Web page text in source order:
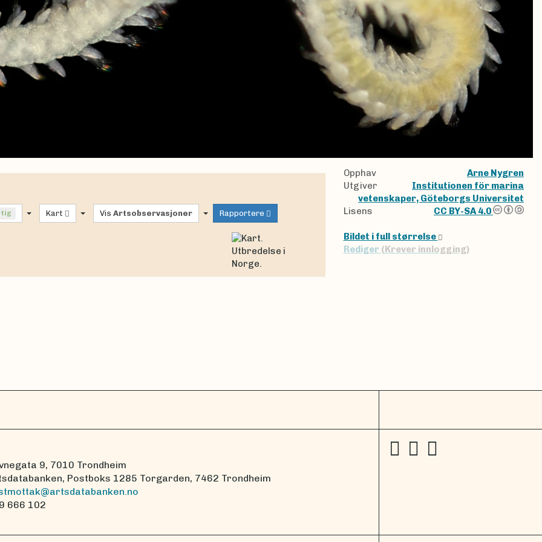
Kart VisArtsobservasjoner Rapportere
Opphav
Arne Nygren
Utgiver
Institutionen för marina
vetenskaper, Göteborgs Universitet
Lisens
CC BY-SA 4.0
Bildet i full størrelse
Rediger (Krever innlogging)
9, 7010 Trondheim
Postboks 1285 Torgarden, 7462 Trondheim
666 102